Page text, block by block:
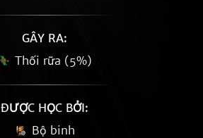
GÂY RA:
Thối rữa (5%)
ĐƯỢC HỌC BỞI:
Bộ binh